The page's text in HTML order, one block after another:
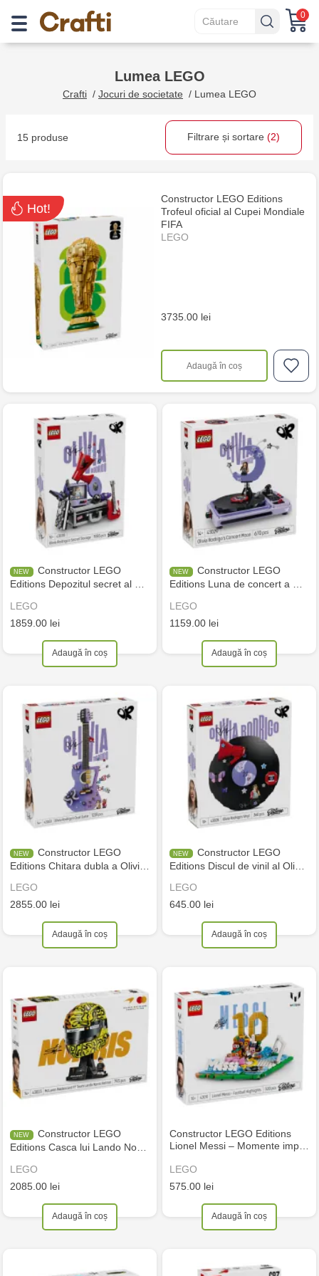
0
Lumea LEGO
Crafti / Jocuri de societate / Lumea LEGO
15 produse Filtrare și sortare (2)
Hot!
Constructor LEGO Editions
Trofeul oficial al Cupei Mondiale
FIFA
LEGO
3735.00 lei
Adaugă în coș
Constructor LEGO
Editions Depozitul secret al …
LEGO
1859.00 lei
Adaugă în coș
Constructor LEGO
Editions Luna de concert a …
LEGO
1159.00 lei
Adaugă în coș
Constructor LEGO
Editions Chitara dubla a Olivi…
LEGO
2855.00 lei
Adaugă în coș
Constructor LEGO
Editions Discul de vinil al Oli…
LEGO
645.00 lei
Adaugă în coș
Constructor LEGO
Editions Casca lui Lando No…
LEGO
2085.00 lei
Adaugă în coș
Constructor LEGO Editions
Lionel Messi – Momente imp…
LEGO
575.00 lei
Adaugă în coș